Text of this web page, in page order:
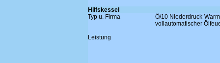
Hilfskessel
Typ u. Firma
Ö/10 Niederdruck-
vollautomatischer
Leistung